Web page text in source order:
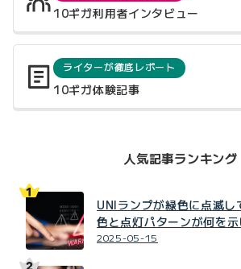
10ギガ利用者インタビュー
ライターが徹底レポート
10ギガ体験記事
人気記事ランキング
UNIランプが緑色に点滅し
色と点灯パターンが何を
2025-05-15